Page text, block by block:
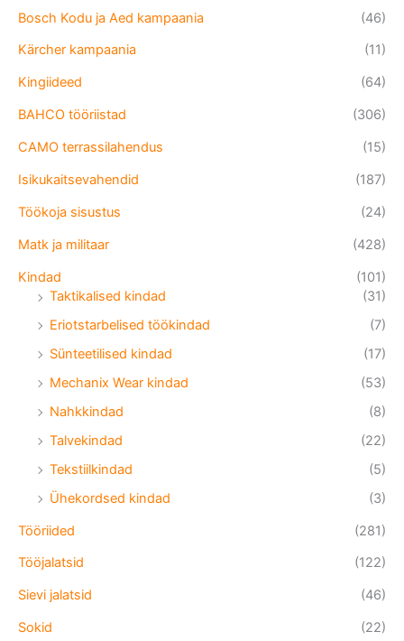
Bosch Kodu ja Aed kampaania
(46)
Kärcher kampaania
(11)
Kingiideed
(64)
BAHCO tööriistad
(306)
CAMO terrassilahendus
(15)
Isikukaitsevahendid
(187)
Töökoja sisustus
(24)
Matk ja militaar
(428)
Kindad
(101)
Taktikalised kindad
(31)
Eriotstarbelised töökindad
(7)
Sünteetilised kindad
(17)
Mechanix Wear kindad
(53)
Nahkkindad
(8)
Talvekindad
(22)
Tekstiilkindad
(5)
Ühekordsed kindad
(3)
Tööriided
(281)
Tööjalatsid
(122)
Sievi jalatsid
(46)
Sokid
(22)